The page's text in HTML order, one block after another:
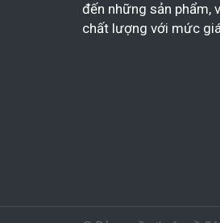
đến những sản phẩm,
chất lượng với mức